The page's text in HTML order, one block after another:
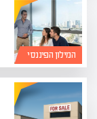
המילון הפיננסי